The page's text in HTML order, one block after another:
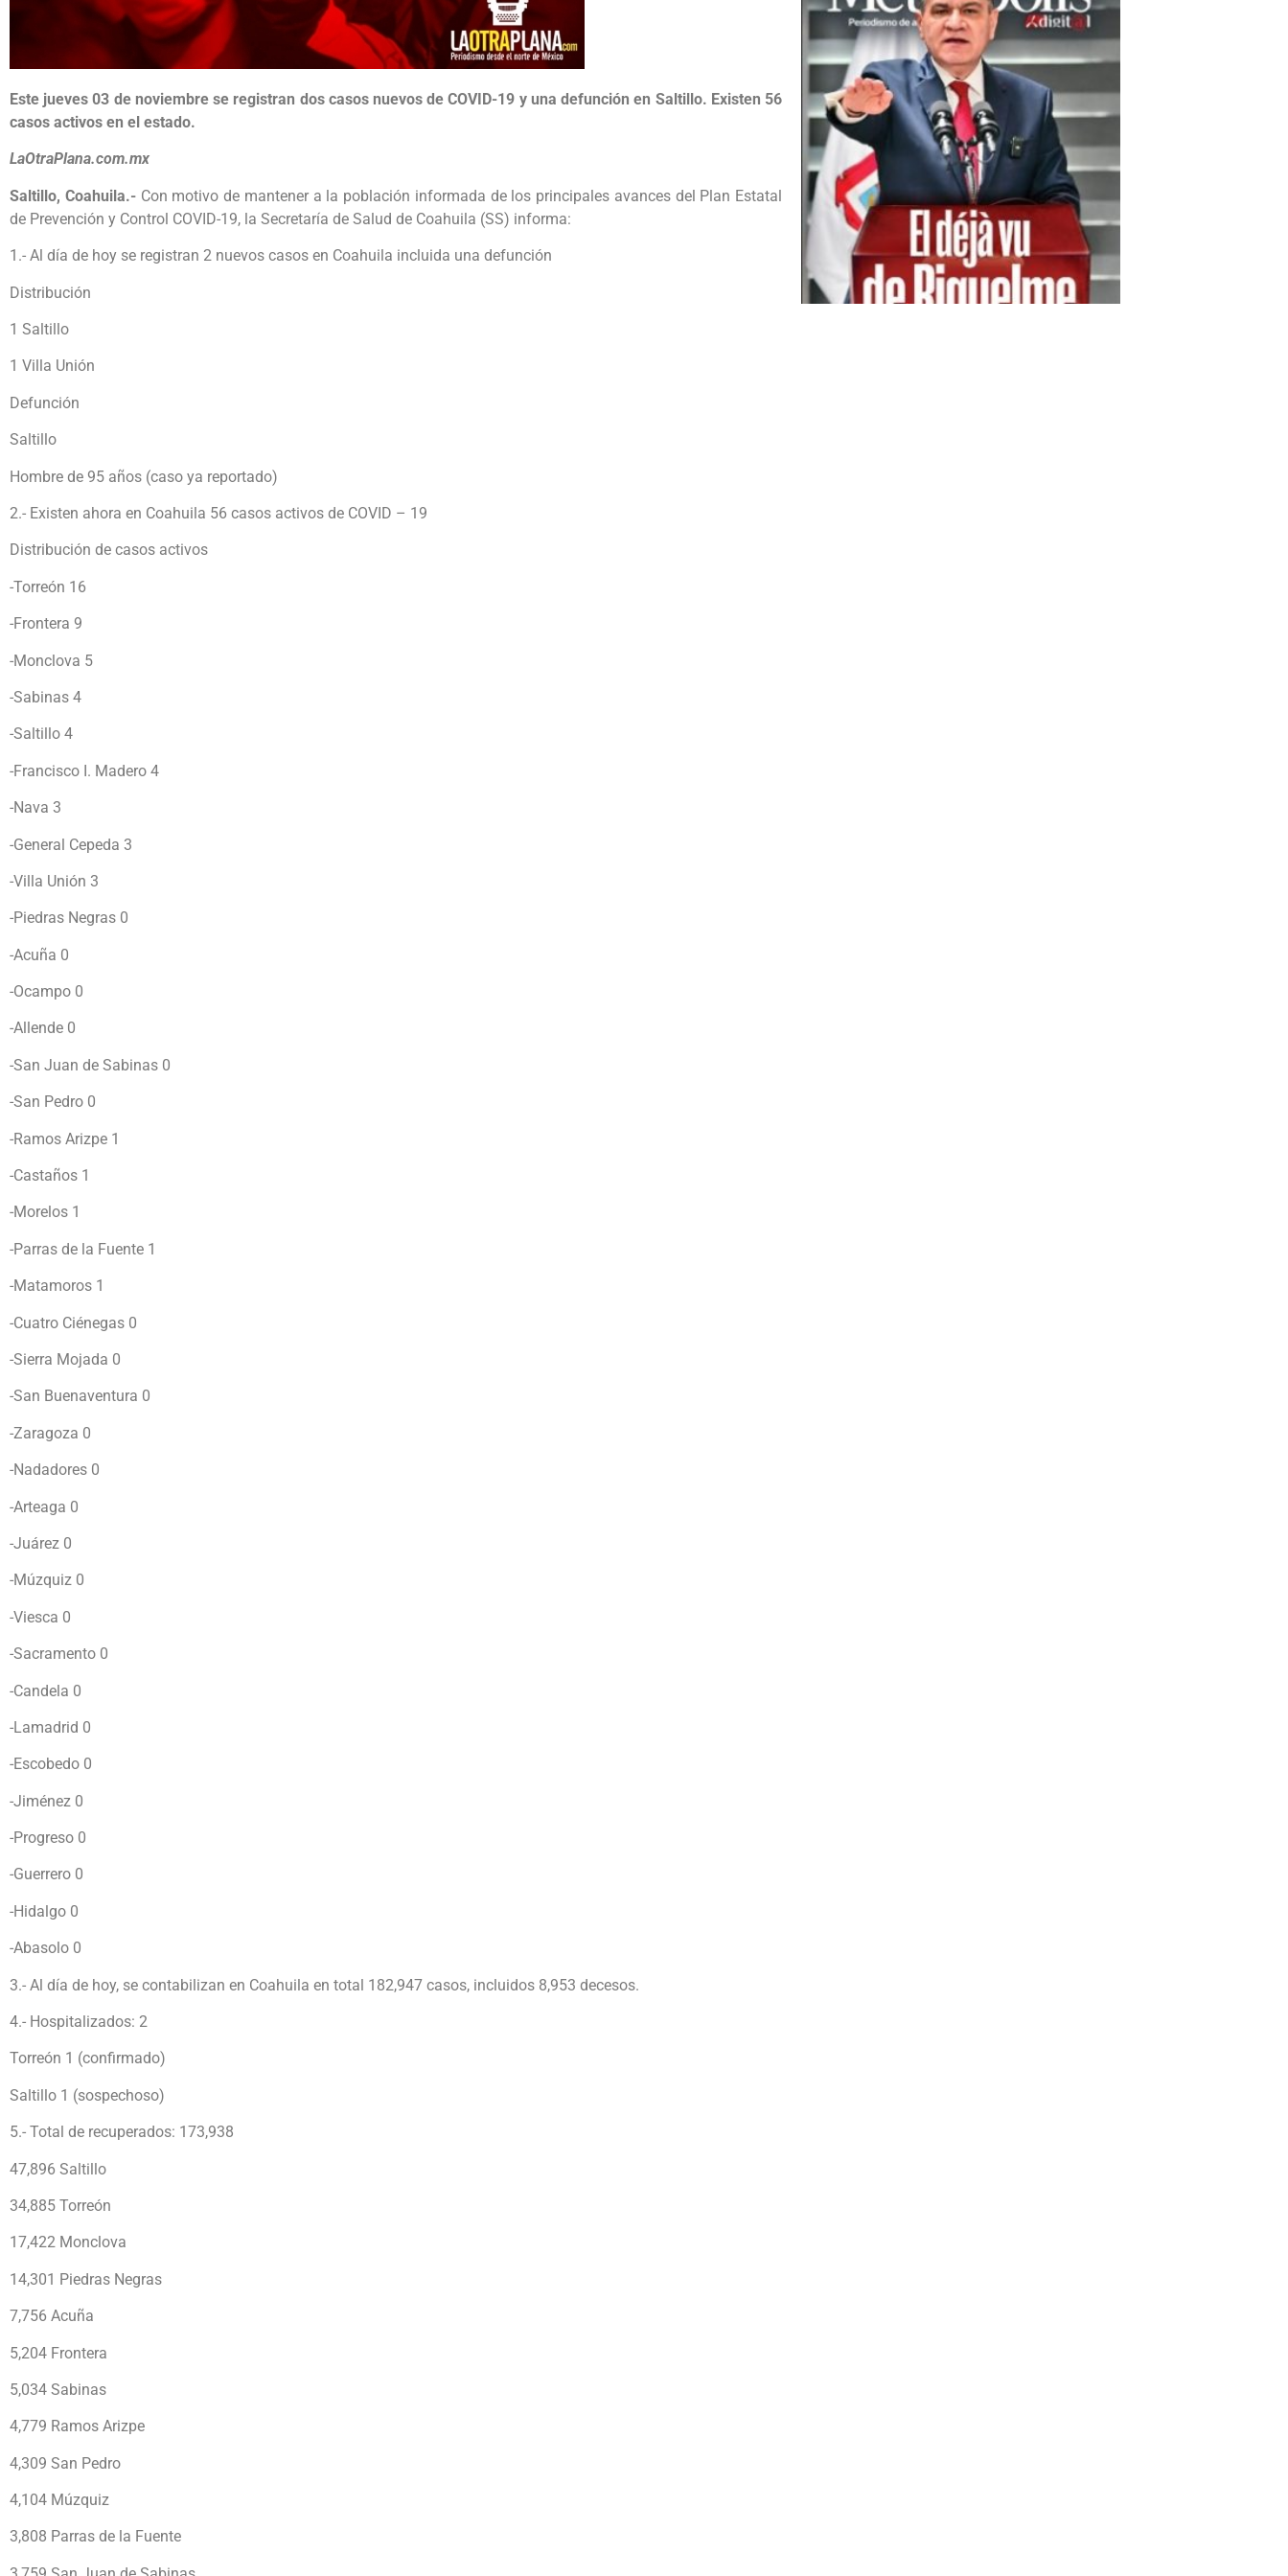
Este jueves 03 de noviembre se registran dos casos nuevos de COVID-19 y una defunción en Saltillo. Existen 56
casos activos en el estado.
LaOtraPlana.com.mx
Saltillo, Coahuila.-Con motivo de mantener a la población informada de los principales avances del Plan Estatal
de Prevención y Control COVID-19, la Secretaría de Salud de Coahuila (SS) informa:
1.- Al día de hoy se registran 2 nuevos casos en Coahuila incluida una defunción
Distribución
1 Saltillo
1 Villa Unión
Defunción
Saltillo
Hombre de 95 años (caso ya reportado)
2.- Existen ahora en Coahuila 56 casos activos de COVID – 19
Distribución de casos activos
-Torreón 16
-Frontera 9
-Monclova 5
-Sabinas 4
-Saltillo 4
-Francisco I. Madero 4
-Nava 3
-General Cepeda 3
-Villa Unión 3
-Piedras Negras 0
-Acuña 0
-Ocampo 0
-Allende 0
-San Juan de Sabinas 0
-San Pedro 0
-Ramos Arizpe 1
-Castaños 1
-Morelos 1
-Parras de la Fuente 1
-Matamoros 1
-Cuatro Ciénegas 0
-Sierra Mojada 0
-San Buenaventura 0
-Zaragoza 0
-Nadadores 0
-Arteaga 0
-Juárez 0
-Múzquiz 0
-Viesca 0
-Sacramento 0
-Candela 0
-Lamadrid 0
-Escobedo 0
-Jiménez 0
-Progreso 0
-Guerrero 0
-Hidalgo 0
-Abasolo 0
3.- Al día de hoy, se contabilizan en Coahuila en total 182,947 casos, incluidos 8,953 decesos.
4.- Hospitalizados: 2
Torreón 1 (confirmado)
Saltillo 1 (sospechoso)
5.- Total de recuperados: 173,938
47,896 Saltillo
34,885 Torreón
17,422 Monclova
14,301 Piedras Negras
7,756 Acuña
5,204 Frontera
5,034 Sabinas
4,779 Ramos Arizpe
4,309 San Pedro
4,104 Múzquiz
3,808 Parras de la Fuente